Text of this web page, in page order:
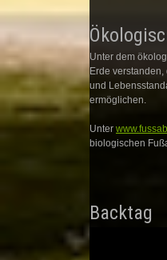
Unter dem
Erde
und
ermöglichen.
Unter
biologischen
Backtag